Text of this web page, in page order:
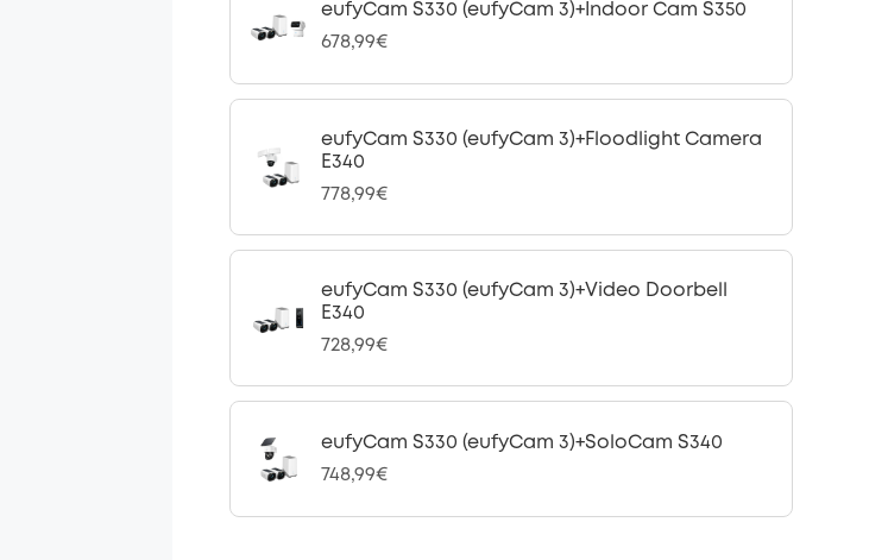
eufyCam S330 (eufyCam 3)+Indoor Cam S350
678,99€
eufyCam S330 (eufyCam 3)+Floodlight Camera
E340
778,99€
eufyCam S330 (eufyCam 3)+Video Doorbell
E340
728,99€
eufyCam S330 (eufyCam 3)+SoloCam S340
748,99€